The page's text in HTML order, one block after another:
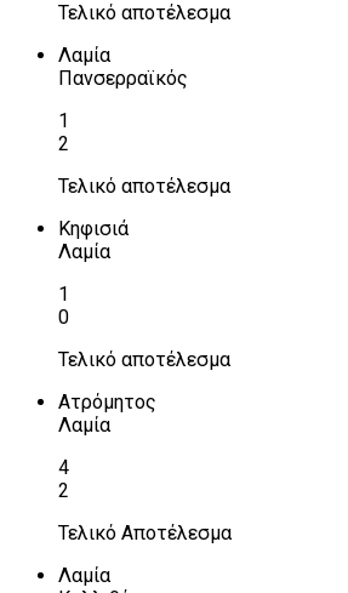
Τελικό αποτέλεσμα
Λαμία
Πανσερραϊκός
1
2
Τελικό αποτέλεσμα
Κηφισιά
Λαμία
1
0
Τελικό αποτέλεσμα
Ατρόμητος
Λαμία
4
2
Τελικό Αποτέλεσμα
Λαμία